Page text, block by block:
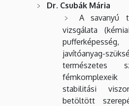
Dr. Csubák Mária
A savanyú
vizsgálata
javítóanyag-
természetes
stabilitási
betöltött